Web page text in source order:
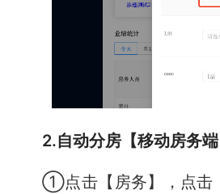
2.自动分房【移动房务端
①点击【房务】，点击